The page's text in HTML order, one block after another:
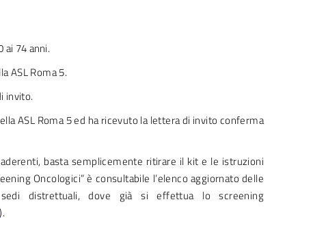
ai 74 anni.
ASL Roma 5.
invito.
ASL Roma 5 ed ha ricevuto la lettera di invito conferma
aderenti, basta semplicemente ritirare il kit e le istruzioni
Oncologici” è consultabile l’elenco aggiornato delle
sedi distrettuali, dove già si effettua lo screening
).